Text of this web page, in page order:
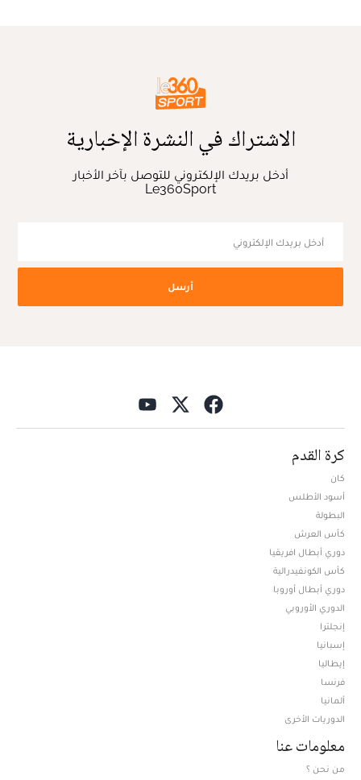
الاشتراك في النشرة الإخبارية
أدخل بريدك الإلكتروني للتوصل بآخر الأخبار
Le360Sport
أرسل
كرة القدم
كان
أسود الأطلس
البطولة
كأس العرش
دوري أبطال افريقيا
كأس الكونفيدرالية
دوري أبطال أوروبا
الدوري الأوروبي
إنجلترا
إسبانيا
إيطاليا
فرنسا
ألمانيا
الدوريات الأخرى
معلومات عنا
من نحن ؟